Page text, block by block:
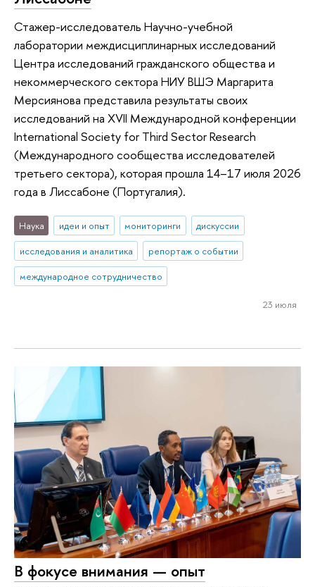
Стажер-исследователь Научно-учебной
лаборатории междисциплинарных исследований
Центра исследований гражданского общества и
некоммерческого сектора НИУ ВШЭ Маргарита
Мерсиянова представила результаты своих
исследований на XVII Международной конференции
International Society for Third Sector Research
(Международного сообщества исследователей
третьего сектора), которая прошла 14–17 июля 2026
года в Лиссабоне (Португалия).
Наука идеи и опыт мониторинги
дискуссии
исследования и аналитика
репортаж о событии
международное сотрудничество
23 июля
В фокусе внимания — опыт